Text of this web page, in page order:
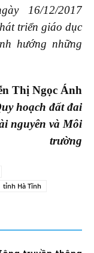
16/12/2017
triển giáo dục
hướng những
Thị Ngọc Ánh
hoạch đất đai
nguyên và Môi
trường
tỉnh Hà Tĩnh